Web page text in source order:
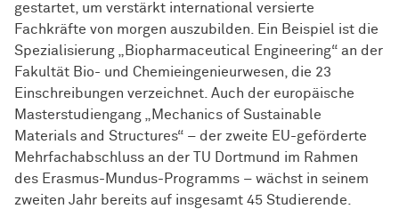
gestartet, um verstärkt international versierte
Fachkräfte von morgen auszubilden. Ein Beispiel ist die
Spezialisierung „Biopharmaceutical Engineering“ an der
Fakultät Bio- und Chemieingenieurwesen, die 23
Einschreibungen verzeichnet. Auch der europäische
Masterstudiengang „Mechanics of Sustainable
Materials and Structures“ – der zweite EU-geförderte
Mehrfachabschluss an der TU Dortmund im Rahmen
des Erasmus-Mundus-Programms – wächst in seinem
zweiten Jahr bereits auf insgesamt 45 Studierende.